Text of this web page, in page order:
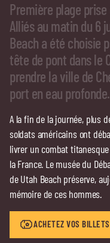
Première plage prise
Alliés au matin du 6
Beach a été choisie
tête de pont dans le
prendre la ville de
port en eau profonde.
A la fin de la journée, plus
soldats américains ont
livrer un combat
la France. Le musée du
de Utah Beach préserve,
mémoire de ces hommes.
ACHETEZ VOS BILLETS